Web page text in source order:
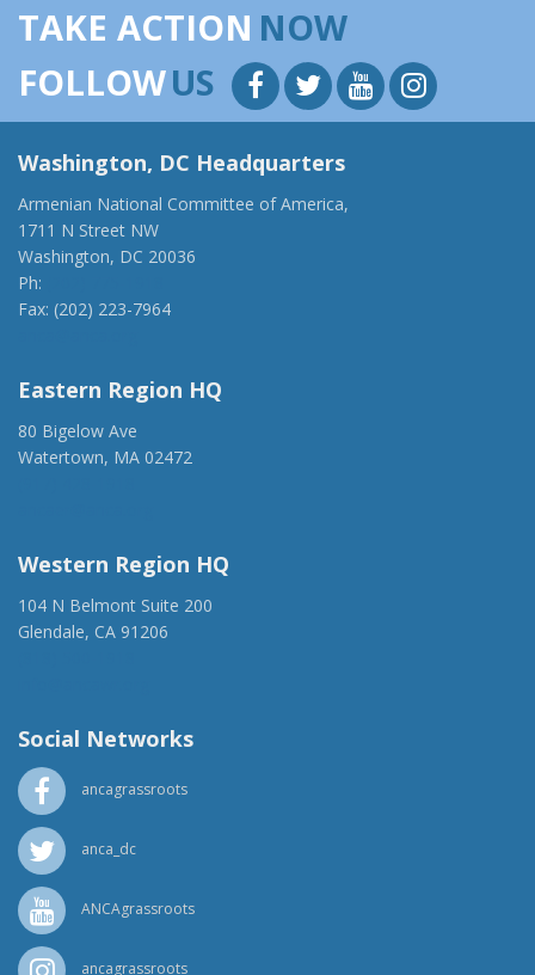
TAKE ACTION NOW
FOLLOWUS
Washington, DC Headquarters
Armenian National Committee of America,
1711 N Street NW
Washington, DC 20036
Ph:
Fax: (202) 223-7964
Eastern Region HQ
80 Bigelow Ave
Watertown, MA 02472
Western Region HQ
104 N Belmont Suite 200
Glendale, CA 91206
Social Networks
ancagrassroots
anca_dc
ANCAgrassroots
ancagrassroots